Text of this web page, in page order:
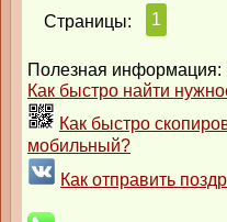
Страницы: 1
Полезная информация:
Как быстро найти
Как быстро
мобильный?
Как отправить